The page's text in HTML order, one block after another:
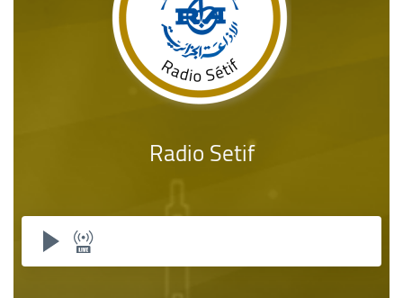
Radio Setif